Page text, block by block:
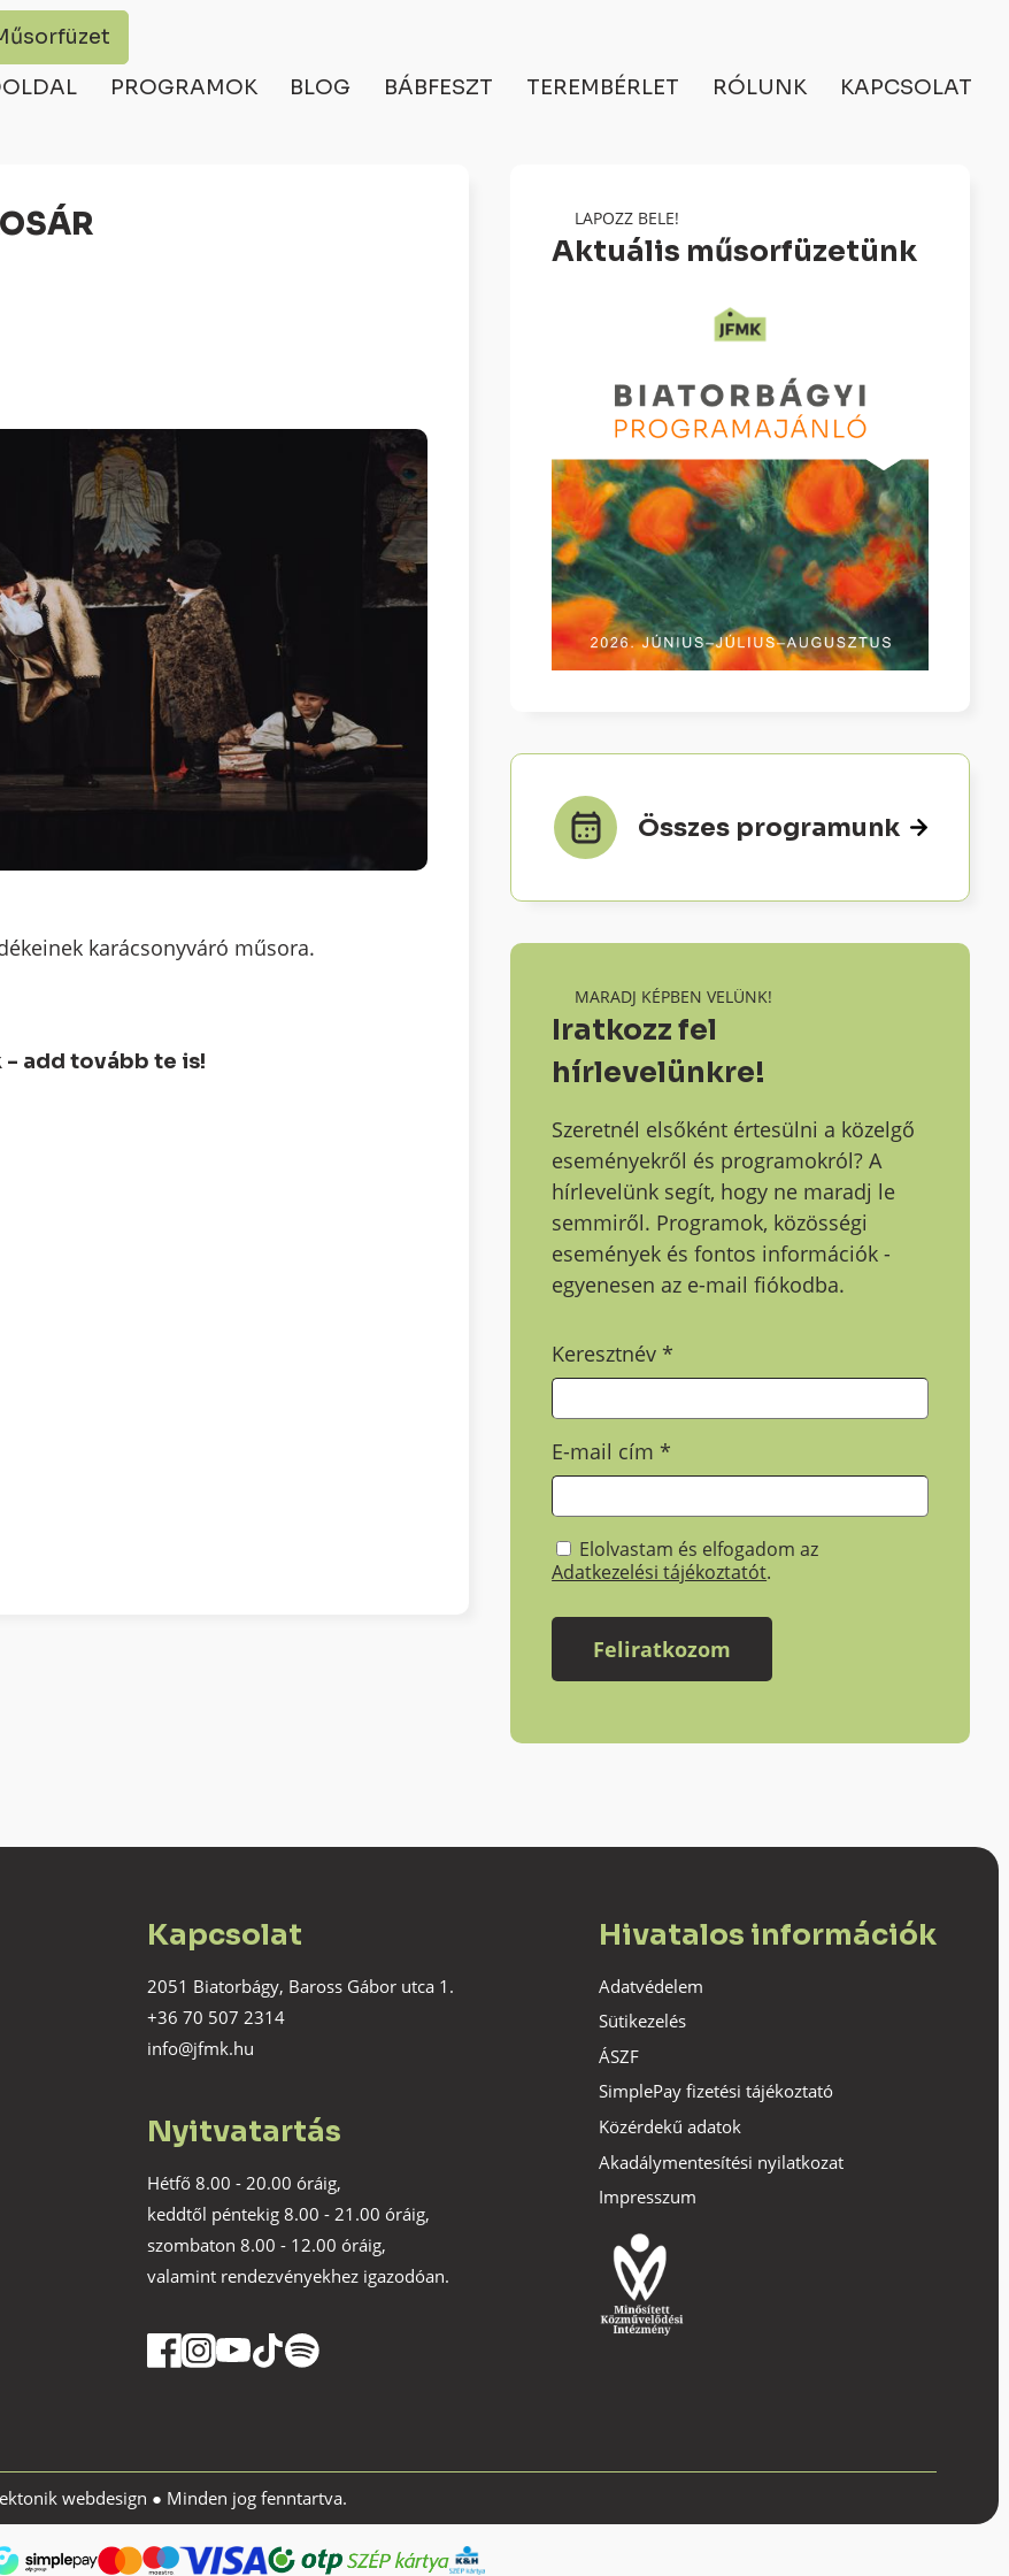
PROGRAMOK BLOG BÁBFESZT TEREMBÉRLET RÓLUNK KAPCSOLAT
karácsonyváró műsora.
- add tovább te is!
LAPOZZ BELE!
Aktuális műsorfüzetünk
Összes programunk
MARADJ KÉPBEN VELÜNK!
Iratkozz fel
hírlevelünkre!
Szeretnél elsőként értesülni a közelgő
eseményekről és programokról? A
hírlevelünk segít, hogy ne maradj le
semmiről. Programok, közösségi
események és fontos információk -
egyenesen az e-mail fiókodba.
Keresztnév*
E-mail cím*
Elolvastam és elfogadom az
Adatkezelési tájékoztatót.
Kapcsolat
2051 Biatorbágy, Baross Gábor utca 1.
+36 70 507 2314
info@jfmk.hu
Nyitvatartás
Hétfő 8.00 - 20.00 óráig,
keddtől péntekig 8.00 - 21.00 óráig,
szombaton 8.00 - 12.00 óráig,
valamint rendezvényekhez igazodóan.
Hivatalos információk
Adatvédelem
Sütikezelés
ÁSZF
SimplePay fizetési tájékoztató
Közérdekű adatok
Akadálymentesítési nyilatkozat
Impresszum
webdesign ● Minden jog fenntartva.